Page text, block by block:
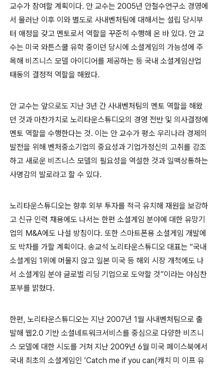
교수가 참여할 계획이다. 안 교수는 2005년 안철수연구소 경영에
서 물러난 이후 이와 별도로 사내벤처팀에 대해서는 설립 당시부
터 애정을 갖고 멘토로서 역할을 꾸준히 수행해 온 바 있다. 안 교
수는 미국 와튼스쿨 유학 중이던 당시에 소셜게임의 가능성에 주
목해 비즈니스 모델 아이디어를 제공하는 등 국내 소셜게임산업
태동의 결정적 역할을 해왔다.
안 교수는 앞으로도 지난 3년 간 사내벤처팀의 멘토 역할을 해왔
던 것과 마찬가치로 노리타운스튜디오의 경영 전반 및 의사결정에
멘토 역할을 수행한다는 것. 이는 안 교수가 평소 우리나라 경제의
발전을 위해 벤처중소기업의 중요성과 기업가정신의 고취를 강조
하고 새로운 비즈니스 모델의 필요성을 역설한 것과 일맥상통하는
사명감의 발로라고 할 수 있다.
노리타운스튜디오는 향후 외부 투자를 적극 유치해 재원을 보강하
고 신규 인력 채용에도 나서는 한편 소셜게임 분야에 대한 유망기
업의 M&A에도 나설 방침이다. 또한 스마트폰용 소셜게임 개발에
도 박차를 가할 계획이다. 송교석 노리타운스튜디오 대표는 “국내
소셜게임 1위에 머물지 않고 일본 미국 등 해외 시장 개척에도 나
서 소셜게임 분야 글로벌 리딩 기업으로 도약할 것”이라는 야심찬
포부를 밝혔다.
한편, 노리타운스튜디오는 지난 2007년 1월 사내벤처팀으로 출
발해 웹2.0 기반 소셜네트워크서비스를 중심으로 다양한 비즈니
스 모델에 대한 시도를 거쳐 지난 2009년 6월 미국 페이스북에서
국내 최초의 소셜게임인 ‘Catch me if you can(캐치 미 이프 유